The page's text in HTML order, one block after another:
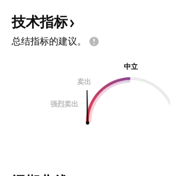
亿立方米的天然气。这种充裕的供应
压低了美国国内价格，在17年间为
美国消费者节省了1.6万亿美元，并
将汽油价格推至4年来的低点。 然
而，这种供应过剩造成了一个悖论。
虽然北美生产商保持着前所未有的产
量，但随着区域市场的相互关联，全
球波动性却在加剧。卡塔尔的生产中
技术指标
总结指标的建议。
中立
卖出
强烈卖出